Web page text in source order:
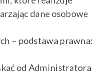
dane osobowe
– podstawa prawna:
od Administratora